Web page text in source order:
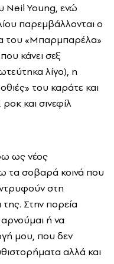
Neil Young, ενώ
παρεμβάλλονται ο
του «Μπαρμπαρέλα»
κάνει σεξ
λίγο), η
του καράτε και
και σινεφίλ
ως νέος
τα σοβαρά κοινά που
στη
Στην πορεία
ή να
μου, που δεν
αλλά και